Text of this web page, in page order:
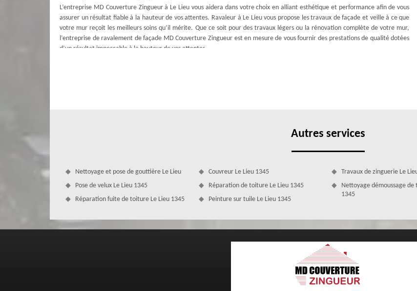
L’entreprise MD Couverture Zingueur à Le Lieu vous aidera dans votre choix en alliant esthétique et performance afin de vous
assurer un résultat fiable à la hauteur de vos attentes. Ravaleur à Le Lieu vous propose les travaux de façade et veille à ce que
votre mur reçoit les meilleurs soins qu’il mérite. Que ce soit pour des travaux légers ou la rénovation complète de votre mur,
l’entreprise de ravalement de façade MD Couverture Zingueur est en mesure de vous fournir des prestations de qualité dotées
d’un résultat impeccable à la hauteur de vos attentes.
Ravalement de façade Le Lieu assuré par l'entreprise MD Couverture Zingueur dans
Autres services
Nettoyage et pose de gouttière Le Lieu
Pose de velux Le Lieu 1345
Réparation fuite de toiture Le Lieu 1345
Couvreur Le Lieu 1345
Réparation de toiture Le Lieu 1345
Peinture sur tuile Le Lieu 1345
Travaux de zinguerie Le
Nettoyage démoussage de
1345